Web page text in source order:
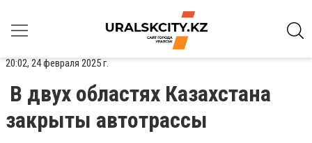
20:02, 24 февраля 2025 г.
В двух областях Казахстана
закрыты автотрассы